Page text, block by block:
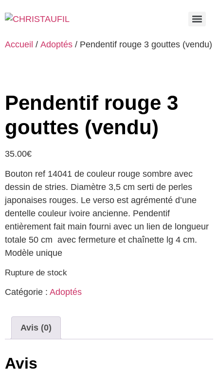
Accueil / Adoptés / Pendentif rouge 3 gouttes (vendu)
Pendentif rouge 3
gouttes (vendu)
35.00€
Bouton ref 14041 de couleur rouge sombre avec
dessin de stries. Diamètre 3,5 cm serti de perles
japonaises rouges. Le verso est agrémenté d’une
dentelle couleur ivoire ancienne. Pendentif
entièrement fait main fourni avec un lien de longueur
totale 50 cm avec fermeture et chaînette lg 4 cm.
Modèle unique
Rupture de stock
Catégorie : Adoptés
Avis (0)
Avis